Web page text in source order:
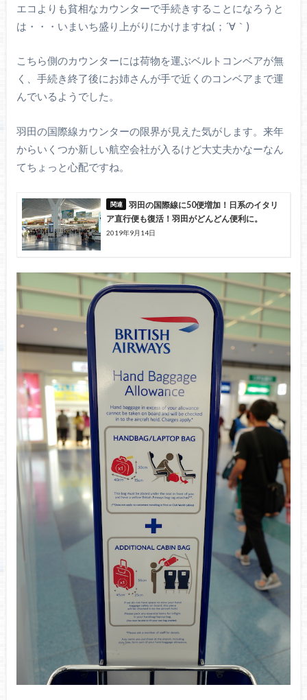
エコよりも貧相なカウンターで手続きすることになろうと
は・・・いまいち盛り上がりにかけますね(；´∀｀)
こちら側のカウンターには荷物を運ぶベルトコンベアが無
く、手続き終了後にお姉さんが手で近くのコンベアまで運
んでいるようでした。
羽田の国際線カウンターの限界が見えた気がします。来年
からいくつか新しい航空会社が入るけど大丈夫かなーなん
てちょっと心配ですね。
羽田の国際線に50便増加！日系のイタリ
ア直行便も復活！羽田がどんどん便利に。
2019年9月14日